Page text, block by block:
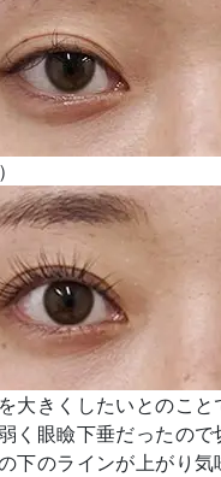
大きくしたいとのこと
く眼瞼下垂だったので
下のラインが上がり